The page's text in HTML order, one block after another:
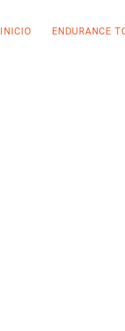
INICIO ENDURANCE